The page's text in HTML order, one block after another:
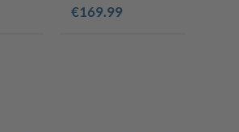
+ 5x Säcke
€169.99